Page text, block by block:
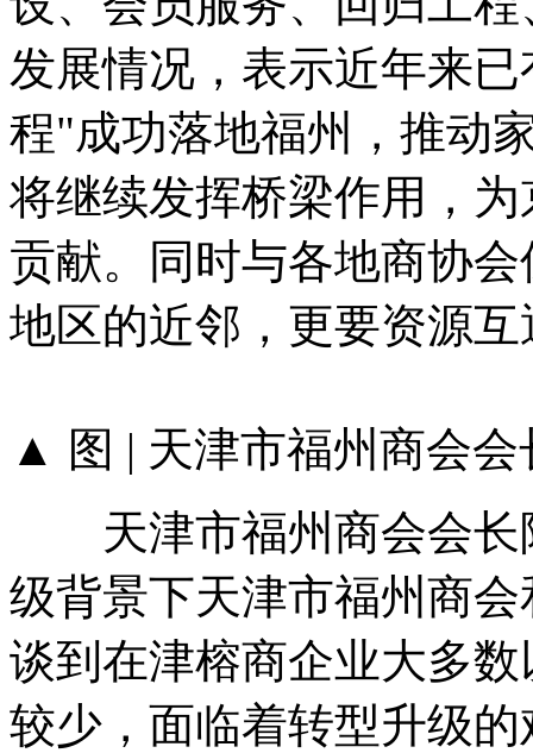
发展情况，表示近年来
程"成功落地福州，推动
将继续发挥桥梁作用，
贡献。同时与各地商协
地区的近邻，更要资源
▲ 图 | 天津市福州商会会
天津市福州商会会长
级背景下天津市福州商
谈到在津榕商企业大多
较少，面临着转型升级